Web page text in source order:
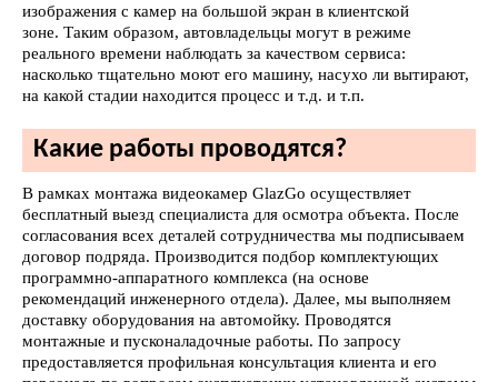
изображения с камер на большой экран в клиентской
зоне. Таким образом, автовладельцы могут в режиме
реального времени наблюдать за качеством сервиса:
насколько тщательно моют его машину, насухо ли вытирают,
на какой стадии находится процесс и т.д. и т.п.
Какие работы проводятся?
В рамках монтажа видеокамер GlazGo осуществляет
бесплатный выезд специалиста для осмотра объекта. После
согласования всех деталей сотрудничества мы подписываем
договор подряда. Производится подбор комплектующих
программно-аппаратного комплекса (на основе
рекомендаций инженерного отдела). Далее, мы выполняем
доставку оборудования на автомойку. Проводятся
монтажные и пусконаладочные работы. По запросу
предоставляется профильная консультация клиента и его